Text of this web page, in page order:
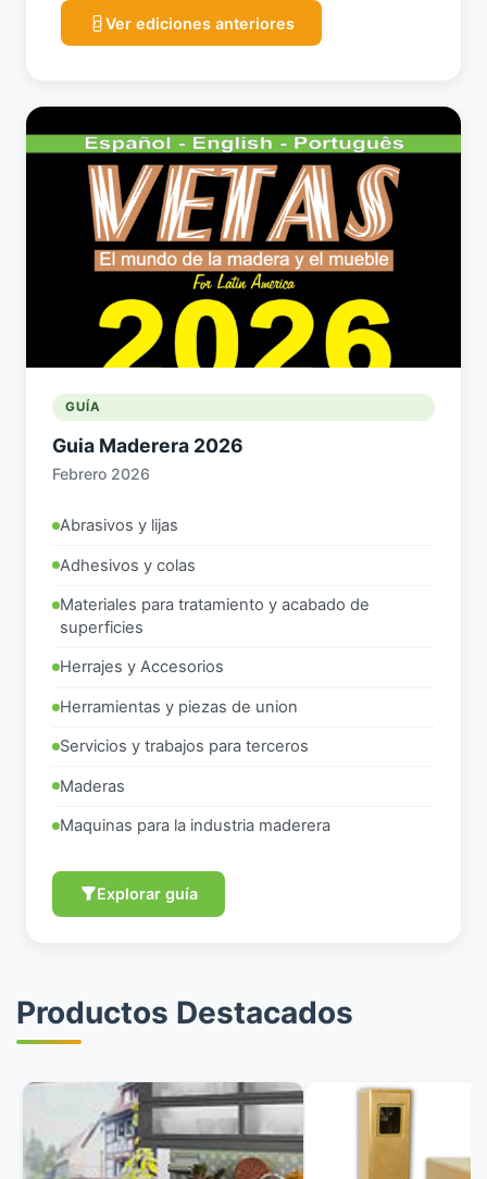
Ver ediciones anteriores
GUÍA
Guia Maderera 2026
Febrero 2026
Abrasivos y lijas
Adhesivos y colas
Materiales para tratamiento y acabado de
superficies
Herrajes y Accesorios
Herramientas y piezas de union
Servicios y trabajos para terceros
Maderas
Maquinas para la industria maderera
Explorar guía
Productos Destacados